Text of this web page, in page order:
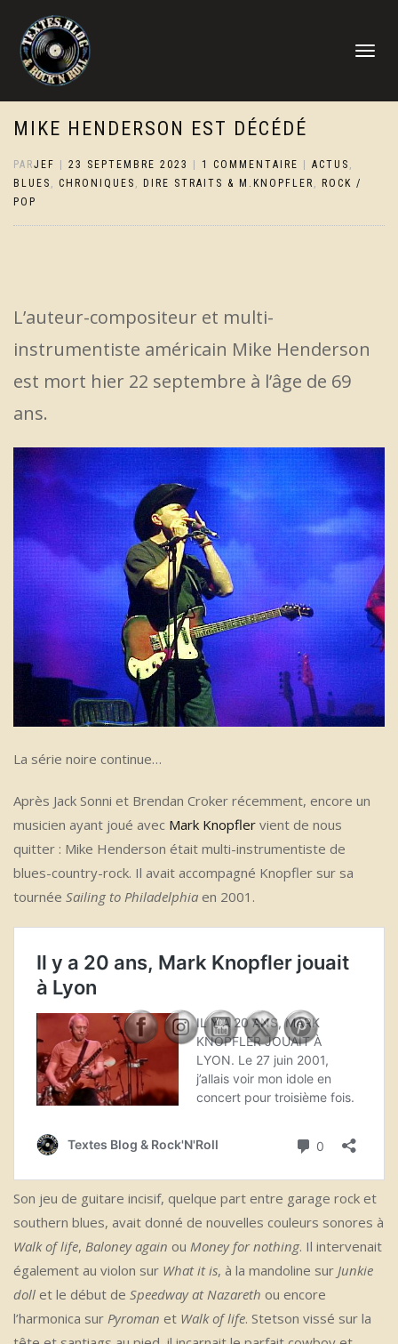
DÉPLIER
MIKE HENDERSON EST DÉCÉDÉ
PARJEF 23 SEPTEMBRE 2023 1 COMMENTAIRE ACTUS ,
BLUES , CHRONIQUES , DIRE STRAITS & M.KNOPFLER ,
ROCK /
POP
L’auteur-compositeur et multi-
instrumentiste américain Mike Henderson
est mort hier 22 septembre à l’âge de 69
ans.
La série noire continue…
Après Jack Sonni et Brendan Croker récemment, encore un
musicien ayant joué avec Mark Knopfler vient de nous
quitter : Mike Henderson était multi-instrumentiste de
blues-country-rock. Il avait accompagné Knopfler sur sa
tournée Sailing to Philadelphia en 2001.
Son jeu de guitare incisif, quelque part entre garage rock et
southern blues, avait donné de nouvelles couleurs sonores à
Walk of life, Baloney again ou Money for nothing. Il intervenait
également au violon sur What it is, à la mandoline sur Junkie
doll et le début de Speedway at Nazareth ou encore
l’harmonica sur Pyroman et Walk of life. Stetson vissé sur la